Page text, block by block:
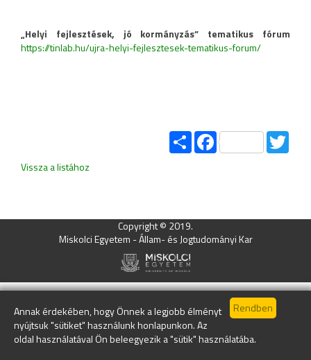
Annak érdekében, hogy Önnek a legjobb élményt
nyújtsuk "sütiket" használunk honlapunkon. Az
oldal használatával Ön beleegyezik a "sütik" használatába.
„Helyi fejlesztések, jó kormányzás” tematikus fórum
https://tinlab.hu/ujra-helyi-fejlesztesek-tematikus-forum/
ShareFacebook
Vissza a listához
Copyright © 2019.
Miskolci Egyetem - Állam- és Jogtudományi Kar